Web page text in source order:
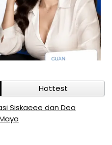
Hottest
Siskaeee dan Dea